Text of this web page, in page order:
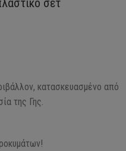
σετ
κατασκευασμένο από
της Γης.